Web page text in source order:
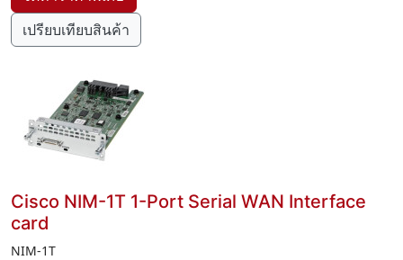
เปรียบเทียบสินค้า
Cisco NIM-1T 1-Port Serial WAN Interface
card
NIM-1T